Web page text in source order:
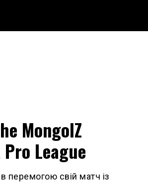
MongolZ
League
перемогою свій матч із